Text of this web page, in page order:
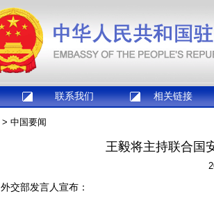
联系我们 相关链接
> 中国要闻
王毅将主持联合国
外交部发言人宣布：